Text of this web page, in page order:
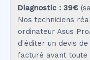
Diagnostic : 39€
Nos techniciens
ordinateur Asus
d'éditer un devis
facturé avant toute